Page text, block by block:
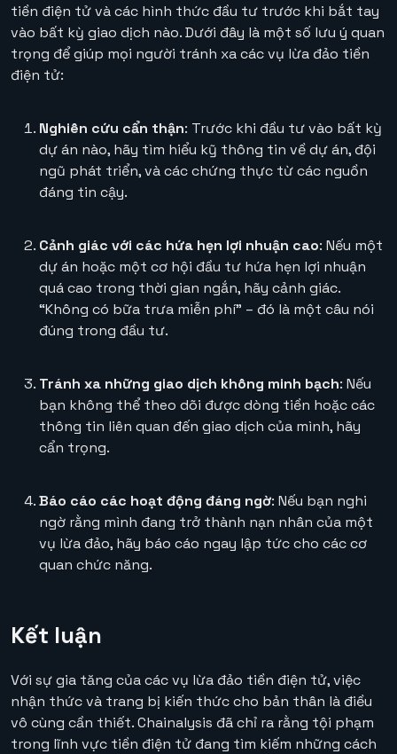
tiền điện tử và các hình thức đầu tư trước khi bắt tay
vào bất kỳ giao dịch nào. Dưới đây là một số lưu ý quan
trọng để giúp mọi người tránh xa các vụ lừa đảo tiền
điện tử:
Nghiên cứu cẩn thận: Trước khi đầu tư vào bất kỳ
dự án nào, hãy tìm hiểu kỹ thông tin về dự án, đội
ngũ phát triển, và các chứng thực từ các nguồn
đáng tin cậy.
Cảnh giác với các hứa hẹn lợi nhuận cao: Nếu một
dự án hoặc một cơ hội đầu tư hứa hẹn lợi nhuận
quá cao trong thời gian ngắn, hãy cảnh giác.
“Không có bữa trưa miễn phí” – đó là một câu nói
đúng trong đầu tư.
Tránh xa những giao dịch không minh bạch: Nếu
bạn không thể theo dõi được dòng tiền hoặc các
thông tin liên quan đến giao dịch của mình, hãy
cẩn trọng.
Báo cáo các hoạt động đáng ngờ: Nếu bạn nghi
ngờ rằng mình đang trở thành nạn nhân của một
vụ lừa đảo, hãy báo cáo ngay lập tức cho các cơ
quan chức năng.
Kết luận
Với sự gia tăng của các vụ lừa đảo tiền điện tử, việc
nhận thức và trang bị kiến thức cho bản thân là điều
vô cùng cần thiết. Chainalysis đã chỉ ra rằng tội phạm
trong lĩnh vực tiền điện tử đang tìm kiếm những cách